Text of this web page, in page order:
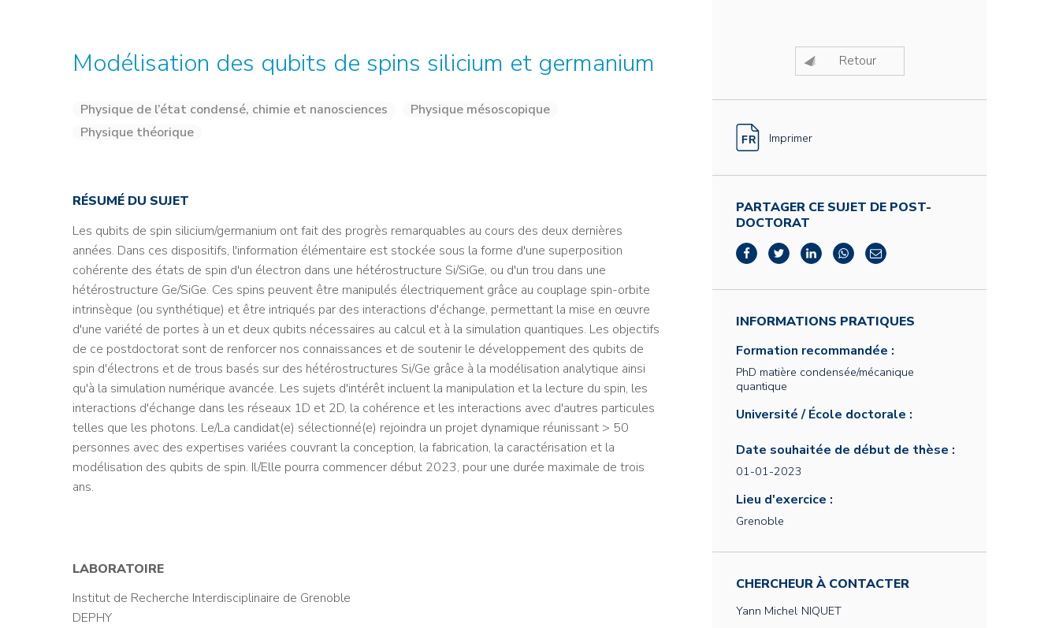
Modélisation des qubits de spins silicium et germanium
Physique de l’état condensé, chimie et nanosciences
Physique mésoscopique
Physique théorique
RÉSUMÉ DU SUJET
Les qubits de spin silicium/germanium ont fait des progrès remarquables au cours des deux dernières
années. Dans ces dispositifs, l'information élémentaire est stockée sous la forme d'une superposition
cohérente des états de spin d'un électron dans une hétérostructure Si/SiGe, ou d'un trou dans une
hétérostructure Ge/SiGe. Ces spins peuvent être manipulés électriquement grâce au couplage spin-orbite
intrinsèque (ou synthétique) et être intriqués par des interactions d'échange, permettant la mise en œuvre
d'une variété de portes à un et deux qubits nécessaires au calcul et à la simulation quantiques. Les objectifs
de ce postdoctorat sont de renforcer nos connaissances et de soutenir le développement des qubits de
spin d'électrons et de trous basés sur des hétérostructures Si/Ge grâce à la modélisation analytique ainsi
qu'à la simulation numérique avancée. Les sujets d'intérêt incluent la manipulation et la lecture du spin, les
interactions d'échange dans les réseaux 1D et 2D, la cohérence et les interactions avec d'autres particules
telles que les photons. Le/La candidat(e) sélectionné(e) rejoindra un projet dynamique réunissant > 50
personnes avec des expertises variées couvrant la conception, la fabrication, la caractérisation et la
modélisation des qubits de spin. Il/Elle pourra commencer début 2023, pour une durée maximale de trois
ans.
LABORATOIRE
Institut de Recherche Interdisciplinaire de Grenoble
DEPHY
Retour
Imprimer
PARTAGER CE SUJET DE POST-
DOCTORAT
INFORMATIONS PRATIQUES
Formation recommandée :
PhD matière condensée/mécanique
quantique
Université / École doctorale :
Date souhaitée de début de thèse :
01-01-2023
Lieu d'exercice :
Grenoble
CHERCHEUR À CONTACTER
Yann Michel NIQUET